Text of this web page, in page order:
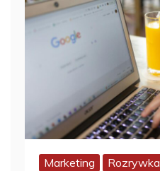
Marketing Rozrywka